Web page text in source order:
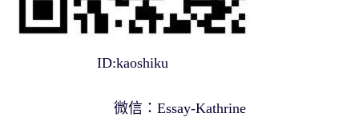
ID:kaoshiku
微信：Essay-Kathrine